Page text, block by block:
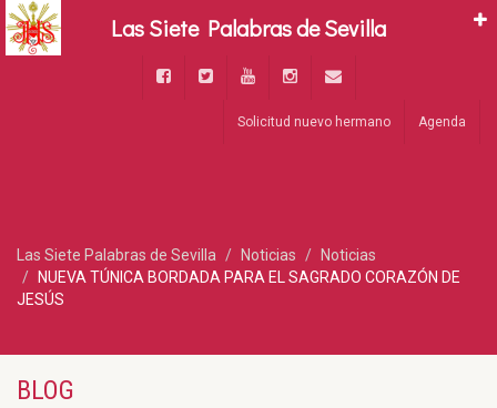
Solicitud nuevo hermano Agenda
Las Siete Palabras de Sevilla Noticias
Noticias
NUEVA TÚNICA BORDADA PARA EL SAGRADO CORAZÓN DE
JESÚS
BLOG
Las Siete Palabras de Sevilla